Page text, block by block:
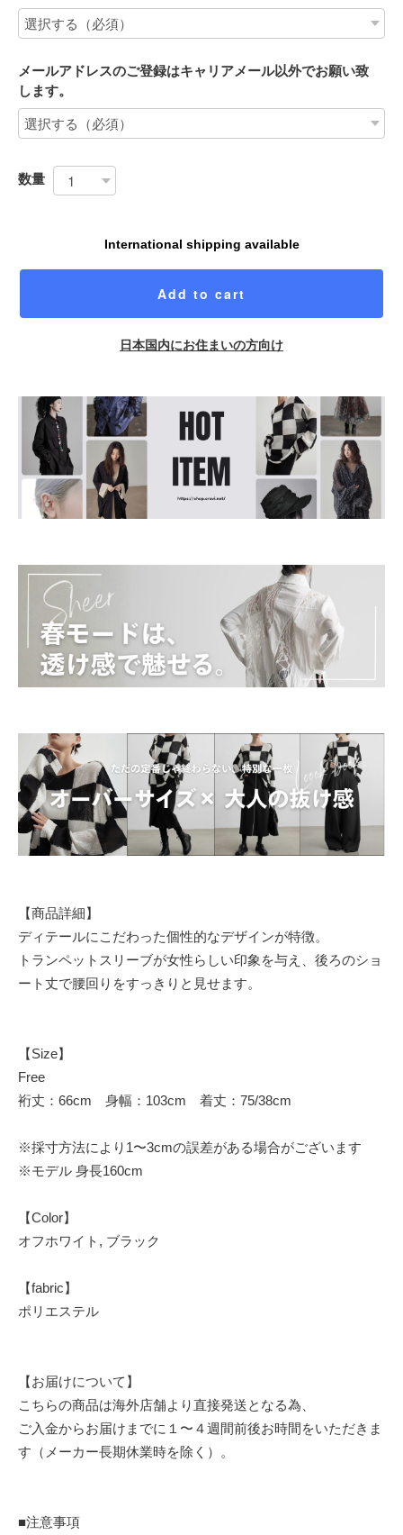
メールアドレスのご登録はキャリアメール以外でお願い致
します。
数量
International shipping available
Add to cart
日本国内にお住まいの方向け
【商品詳細】
ディテールにこだわった個性的なデザインが特徴。
トランペットスリーブが女性らしい印象を与え、後ろのショ
ート丈で腰回りをすっきりと見せます。
【Size】
Free
裄丈：66cm 身幅：103cm 着丈：75/38cm
※採寸方法により1〜3cmの誤差がある場合がございます
※モデル 身長160cm
【Color】
オフホワイト, ブラック
【fabric】
ポリエステル
【お届けについて】
こちらの商品は海外店舗より直接発送となる為、
ご入金からお届けまでに１〜４週間前後お時間をいただきま
す（メーカー長期休業時を除く）。
■注意事項